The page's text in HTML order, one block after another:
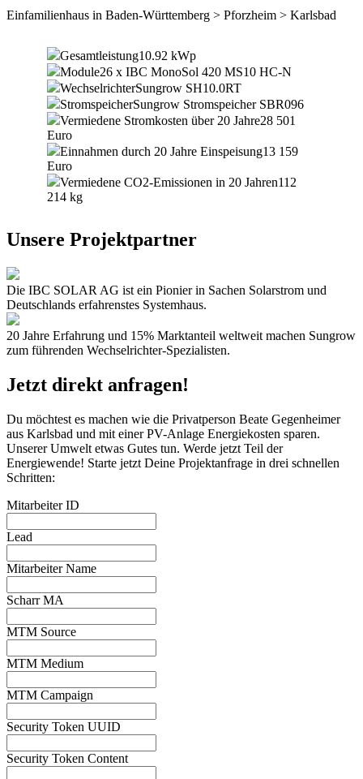
Einfamilienhaus in Baden-Württemberg > Pforzheim > Karlsbad
Gesamtleistung10.92 kWp
Module26 x IBC MonoSol 420 MS10 HC-N
WechselrichterSungrow SH10.0RT
StromspeicherSungrow Stromspeicher SBR096
Vermiedene Stromkosten über 20 Jahre28 501
Euro
Einnahmen durch 20 Jahre Einspeisung13 159
Euro
Vermiedene CO2-Emissionen in 20 Jahren112
214 kg
Unsere Projektpartner
Die IBC SOLAR AG ist ein Pionier in Sachen Solarstrom und
Deutschlands erfahrenstes Systemhaus.
20 Jahre Erfahrung und 15% Marktanteil weltweit machen Sungrow
zum führenden Wechselrichter-Spezialisten.
Jetzt direkt anfragen!
Du möchtest es machen wie die Privatperson Beate Gegenheimer
aus Karlsbad und mit einer PV-Anlage Energiekosten sparen.
Unserer Umwelt etwas Gutes tun. Werde jetzt Teil der
Energiewende! Starte jetzt Deine Projektanfrage in drei schnellen
Schritten:
Mitarbeiter ID
Lead
Mitarbeiter Name
Scharr MA
MTM Source
MTM Medium
MTM Campaign
Security Token UUID
Security Token Content